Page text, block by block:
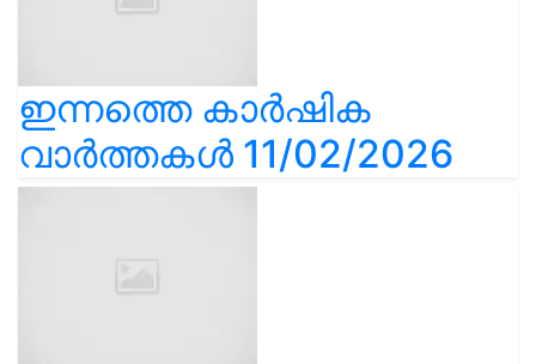
ഇന്നത്തെ കാർഷിക
വാർത്തകൾ 11/02/2026